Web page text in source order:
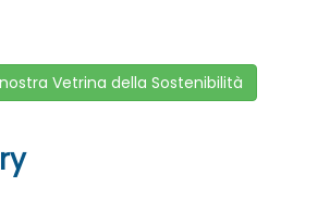
Vetrina della Sostenibilità